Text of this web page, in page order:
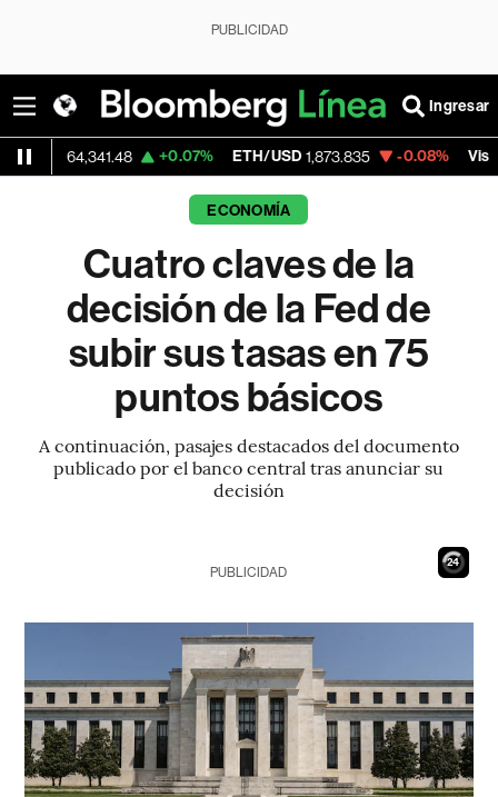
PUBLICIDAD
Ingresar
+0.07% ETH/USD 1,873.835 -0.08% Visa 369.29
ECONOMÍA
Cuatro claves de la
decisión de la Fed de
subir sus tasas en 75
puntos básicos
A continuación, pasajes destacados del documento
publicado por el banco central tras anunciar su
decisión
23
PUBLICIDAD